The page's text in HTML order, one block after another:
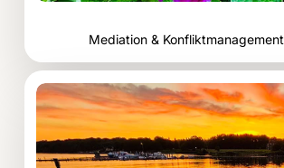
Mediation & Konfliktmanagement
Zum
Beitrag:
Systemische
Beratung